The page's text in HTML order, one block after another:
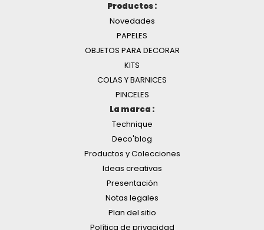
Productos :
Novedades
PAPELES
OBJETOS PARA DECORAR
KITS
COLAS Y BARNICES
PINCELES
La marca :
Technique
Deco'blog
Productos y Colecciones
Ideas creativas
Presentación
Notas legales
Plan del sitio
Política de privacidad